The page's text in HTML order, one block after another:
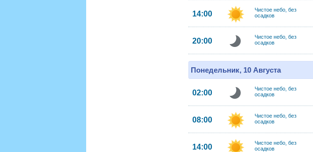
14:00
Чистое небо, без
осадков
20:00
Чистое небо, без
осадков
Понедельник, 10 Августа
02:00
Чистое небо, без
осадков
08:00
Чистое небо, без
осадков
14:00
Чистое небо, без
осадков